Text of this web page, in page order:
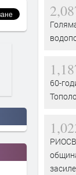
60-
РИОСВ